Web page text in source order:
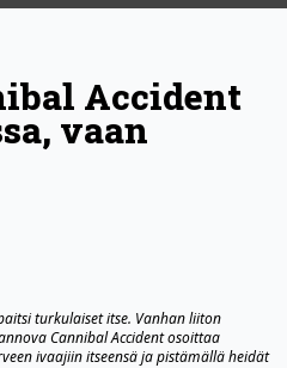
Accident
vaan
turkulaiset itse. Vanhan liiton
Cannibal Accident osoittaa
ivaajiin itseensä ja pistämällä heidät